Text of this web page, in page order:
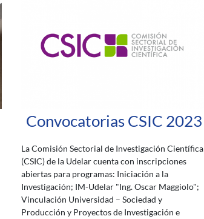
Convocatorias CSIC 2023
La Comisión Sectorial de Investigación Científica
(CSIC) de la Udelar cuenta con inscripciones
abiertas para programas: Iniciación a la
Investigación; IM-Udelar "Ing. Oscar Maggiolo";
Vinculación Universidad – Sociedad y
Producción y Proyectos de Investigación e